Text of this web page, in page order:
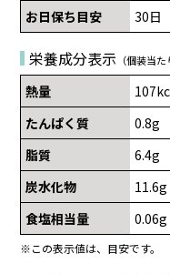
お日保ち目安 30日
栄養成分表示 （個装当た
熱量
たんぱく質
0.8g
脂質
6.4g
炭水化物
11.6g
食塩相当量
0.06g
※この表示値は、目安です。